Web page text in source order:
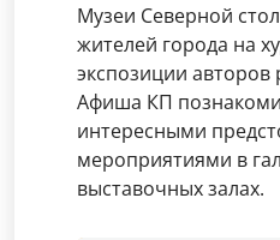
Музеи Северной
жителей города на
экспозиции авторов
Афиша КП
интересными
мероприятиями в
выставочных залах.